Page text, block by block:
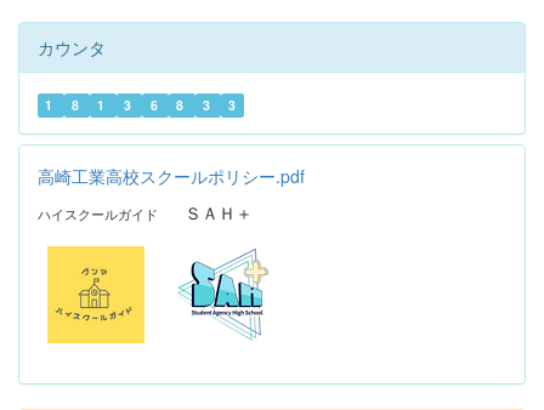
カウンタ
1 8 1 3 6 8 3 3
高崎工業高校スクールポリシー.pdf
ハイスクールガイド ＳＡＨ＋